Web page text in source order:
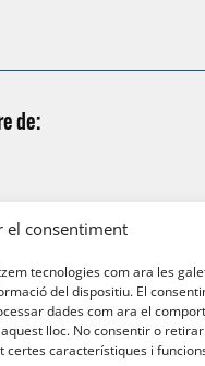
el consentiment
tecnologies com ara les
del dispositiu. El
dades com ara el
lloc. No consentir o
característiques i
de: